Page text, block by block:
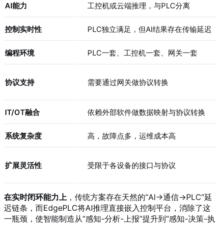
AI能力 工控机或云端推理，与PLC分离
控制实时性 PLC独立满足，但AI结果存在传输延迟
编程环境 PLC一套、工控机一套、网关一套
协议支持 需要通过网关做协议转换
IT/OT融合 依赖外部软件做数据映射与协议转换
系统复杂度 高，故障点多，运维成本高
扩展灵活性 受限于各设备的接口与协议
在实时闭环能力上 ，传统方案存在天然的“AI→通信→PLC”延
迟链条，而EdgePLC将AI推理直接嵌入控制平台，消除了这
一瓶颈，使智能制造从“感知-分析-上报”提升到“感知-决策-执